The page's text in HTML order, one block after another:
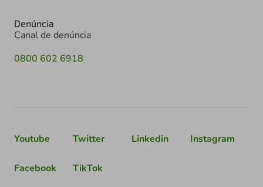
Denúncia
Canal de denúncia
0800 602 6918
Youtube Twitter Linkedin Instagram
Facebook TikTok